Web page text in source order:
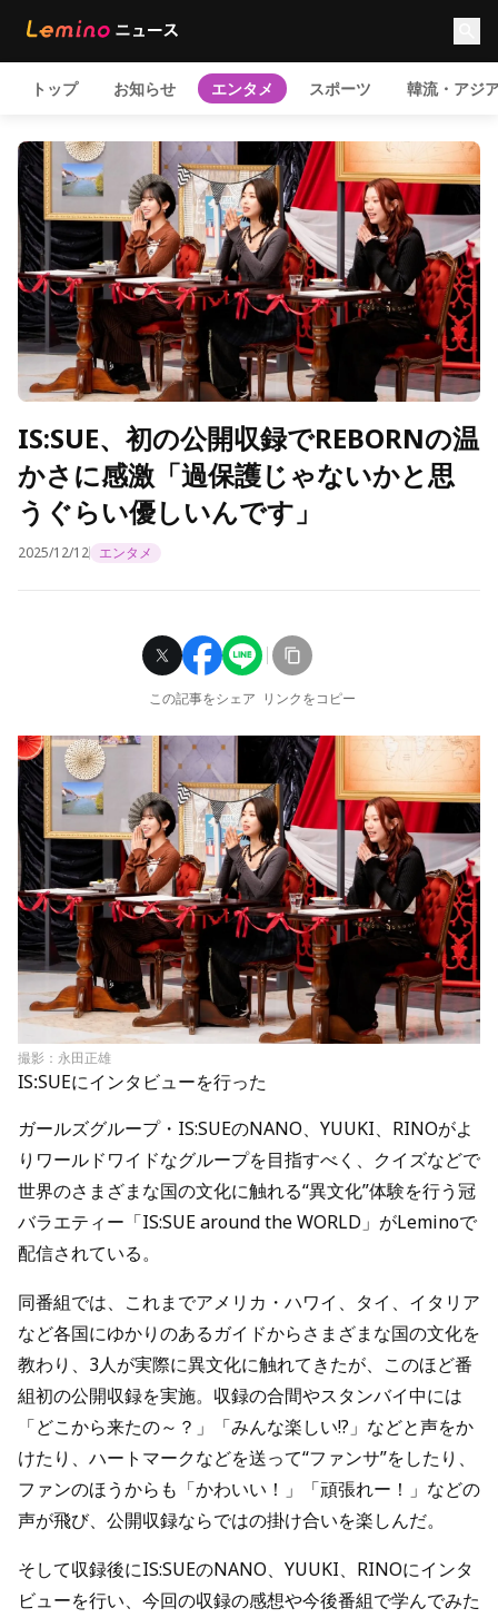
トップ お知らせ エンタメ スポーツ 韓流・アジ
IS:SUE、初の公開収録でREBORNの温
かさに感激「過保護じゃないかと思
うぐらい優しいんです」
2025/12/12 エンタメ
この記事をシェア リンクをコピー
撮影：永田正雄
IS:SUEにインタビューを行った
ガールズグループ・IS:SUEのNANO、YUUKI、RINOがよ
りワールドワイドなグループを目指すべく、クイズなどで
世界のさまざまな国の文化に触れる“異文化”体験を行う冠
バラエティー「IS:SUE around the WORLD」がLeminoで
配信されている。
同番組では、これまでアメリカ・ハワイ、タイ、イタリア
など各国にゆかりのあるガイドからさまざまな国の文化を
教わり、3人が実際に異文化に触れてきたが、このほど番
組初の公開収録を実施。収録の合間やスタンバイ中には
「どこから来たの～？」「みんな楽しい!?」などと声をか
けたり、ハートマークなどを送って“ファンサ”をしたり、
ファンのほうからも「かわいい！」「頑張れー！」などの
声が飛び、公開収録ならではの掛け合いを楽しんだ。
そして収録後にIS:SUEのNANO、YUUKI、RINOにインタ
ビューを行い、今回の収録の感想や今後番組で学んでみた